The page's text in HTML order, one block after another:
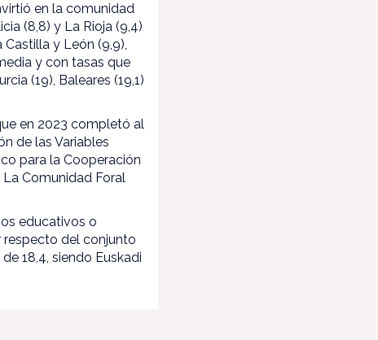
en la comunidad
(8,8) y La Rioja (9,4)
y León (9,9),
y con tasas que
(19), Baleares (19,1)
en 2023 completó al
de las Variables
para la Cooperación
Comunidad Foral
educativos o
respecto del conjunto
18,4, siendo Euskadi